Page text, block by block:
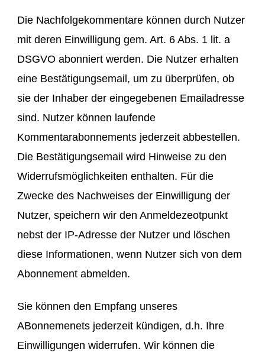
Die Nachfolgekommentare können durch Nutzer
mit deren Einwilligung gem. Art. 6 Abs. 1 lit. a
DSGVO abonniert werden. Die Nutzer erhalten
eine Bestätigungsemail, um zu überprüfen, ob
sie der Inhaber der eingegebenen Emailadresse
sind. Nutzer können laufende
Kommentarabonnements jederzeit abbestellen.
Die Bestätigungsemail wird Hinweise zu den
Widerrufsmöglichkeiten enthalten. Für die
Zwecke des Nachweises der Einwilligung der
Nutzer, speichern wir den Anmeldezeotpunkt
nebst der IP-Adresse der Nutzer und löschen
diese Informationen, wenn Nutzer sich von dem
Abonnement abmelden.
Sie können den Empfang unseres
ABonnemenets jederzeit kündigen, d.h. Ihre
Einwilligungen widerrufen. Wir können die